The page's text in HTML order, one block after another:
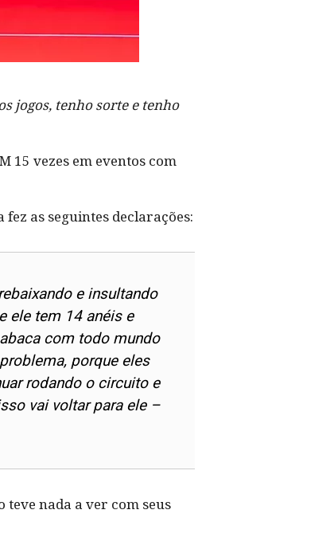
jogos, tenho sorte e tenho
15 vezes em eventos com
as seguintes declarações:
e insultando
ele tem 14 anéis e
com todo mundo
porque eles
rodando o circuito e
vai voltar para ele –
nada a ver com seus